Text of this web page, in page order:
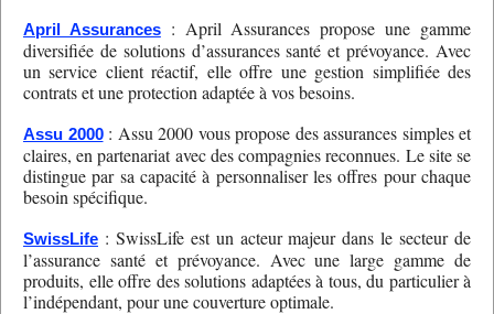
April Assurances: April Assurances propose une gamme
diversifiée de solutions d’assurances santé et prévoyance. Avec
un service client réactif, elle offre une gestion simplifiée des
contrats et une protection adaptée à vos besoins.
Assu 2000: Assu 2000 vous propose des assurances simples et
claires, en partenariat avec des compagnies reconnues. Le site se
distingue par sa capacité à personnaliser les offres pour chaque
besoin spécifique.
SwissLife : SwissLife est un acteur majeur dans le secteur de
l’assurance santé et prévoyance. Avec une large gamme de
produits, elle offre des solutions adaptées à tous, du particulier à
l’indépendant, pour une couverture optimale.